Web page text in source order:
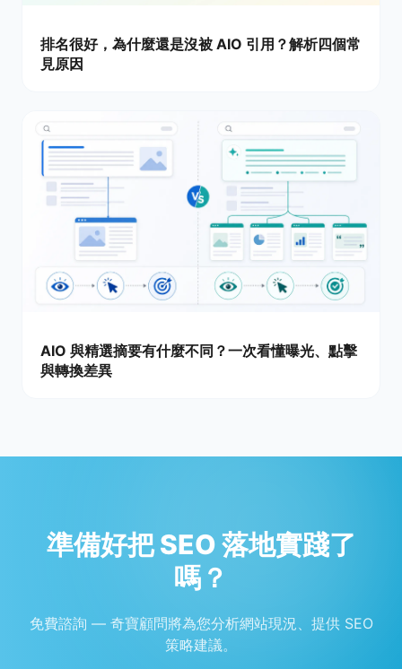
排名很好，為什麼還是沒被 AIO 引用？解析四個常
見原因
AIO 與精選摘要有什麼不同？一次看懂曝光、點擊
與轉換差異
準備好把 SEO 落地實踐了
嗎？
免費諮詢 — 奇寶顧問將為您分析網站現況、提供 SEO
策略建議。